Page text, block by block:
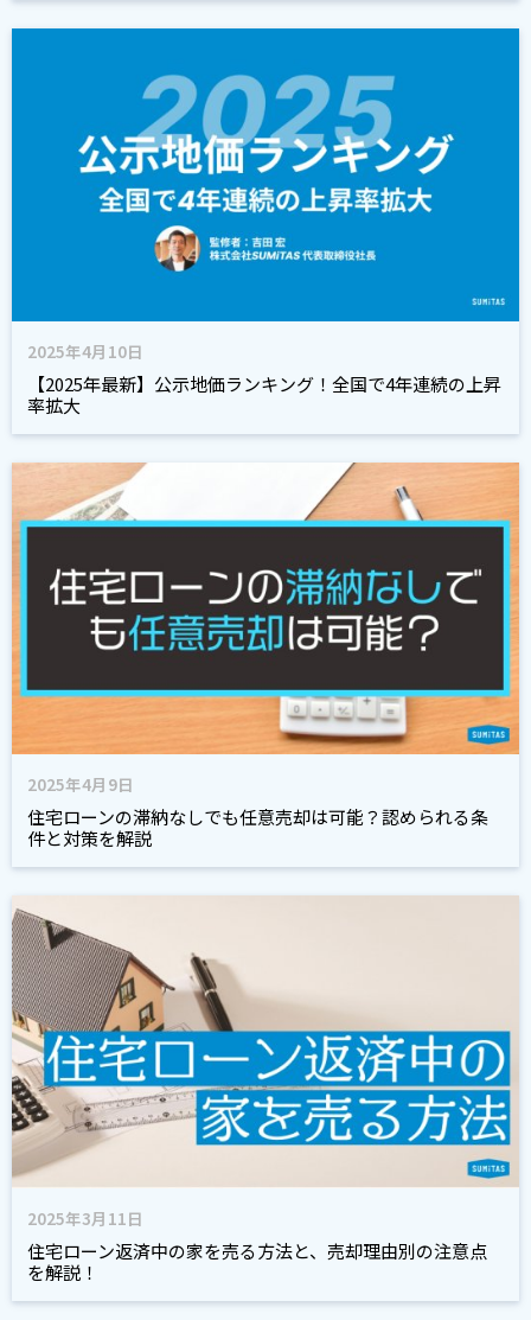
2025年4月10日
【2025年最新】公示地価ランキング！全国で4年連続の上昇
率拡大
2025年4月9日
住宅ローンの滞納なしでも任意売却は可能？認められる条
件と対策を解説
2025年3月11日
住宅ローン返済中の家を売る方法と、売却理由別の注意点
を解説！